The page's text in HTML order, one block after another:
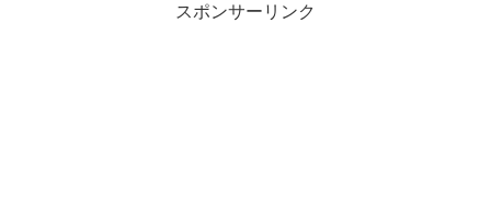
スポンサーリンク